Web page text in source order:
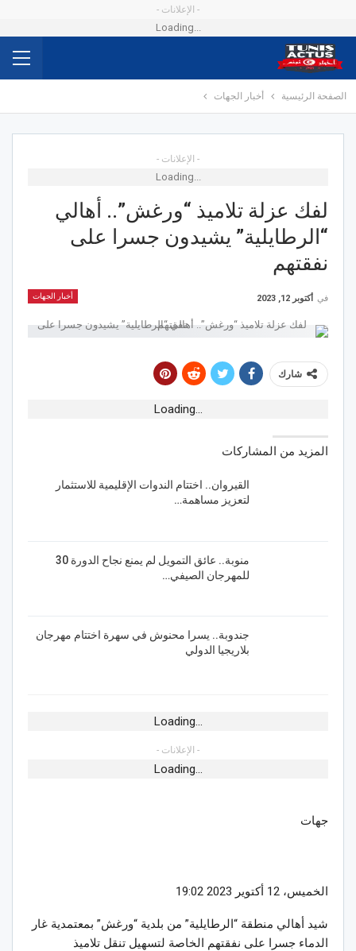
- الإعلانات -
Loading...
الصفحة الرئيسية أخبار الجهات
- الإعلانات -
Loading...
لفك عزلة تلاميذ “ورغش”.. أهالي
“الرطايلية” يشيدون جسرا على
نفقتهم
أخبار الجهات في أكتوبر 12, 2023
شارك
Loading...
المزيد من المشاركات
القيروان.. اختتام الندوات الإقليمية للاستثمار
لتعزيز مساهمة…
منوبة.. عائق التمويل لم يمنع نجاح الدورة 30
للمهرجان الصيفي…
جندوبة.. يسرا محنوش في سهرة اختتام مهرجان
بلاريجيا الدولي
Loading...
- الإعلانات -
Loading...
جهات
الخميس، 12 أكتوير 2023 19:02
شيد أهالي منطقة “الرطايلية” من بلدية “ورغش” بمعتمدية غار
الدماء جسرا على نفقتهم الخاصة لتسهيل تنقل تلاميذ